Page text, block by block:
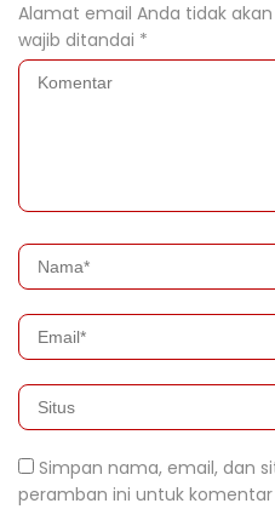
Alamat email Anda tidak akan
wajib ditandai *
Simpan nama, email, dan
peramban ini untuk